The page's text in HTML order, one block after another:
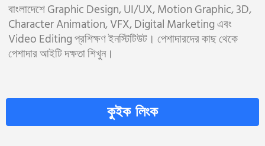
বাংলাদেশে Graphic Design, UI/UX, Motion Graphic, 3D,
Character Animation, VFX, Digital Marketing এবং
Video Editing প্রশিক্ষণ ইনস্টিটিউট। পেশাদারদের কাছ থেকে
পেশাদার আইটি দক্ষতা শিখুন।
কুইক লিংক